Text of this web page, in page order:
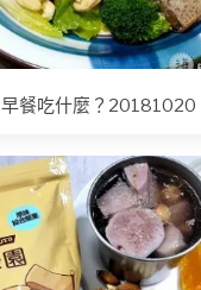
早餐吃什麼？20181020